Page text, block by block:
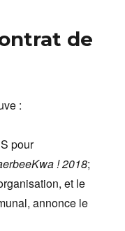
de
:
pour
! 2018;
et le
annonce le